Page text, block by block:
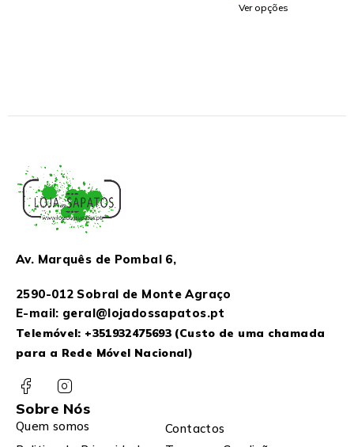
Ver opções
Av. Marquês de Pombal 6,
2590-012 Sobral de Monte Agraço
E-mail: geral@lojadossapatos.pt
Telemóvel: +351932475693 (Custo de uma chamada
para a Rede Móvel Nacional)
Sobre Nós
Quem somos
Contactos